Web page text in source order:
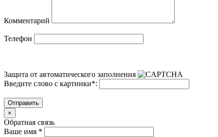
Комментарий
Телефон
Защита от автоматического заполнения
Введите слово с картинки*:
Отправить
×
Обратная связь
Ваше имя *